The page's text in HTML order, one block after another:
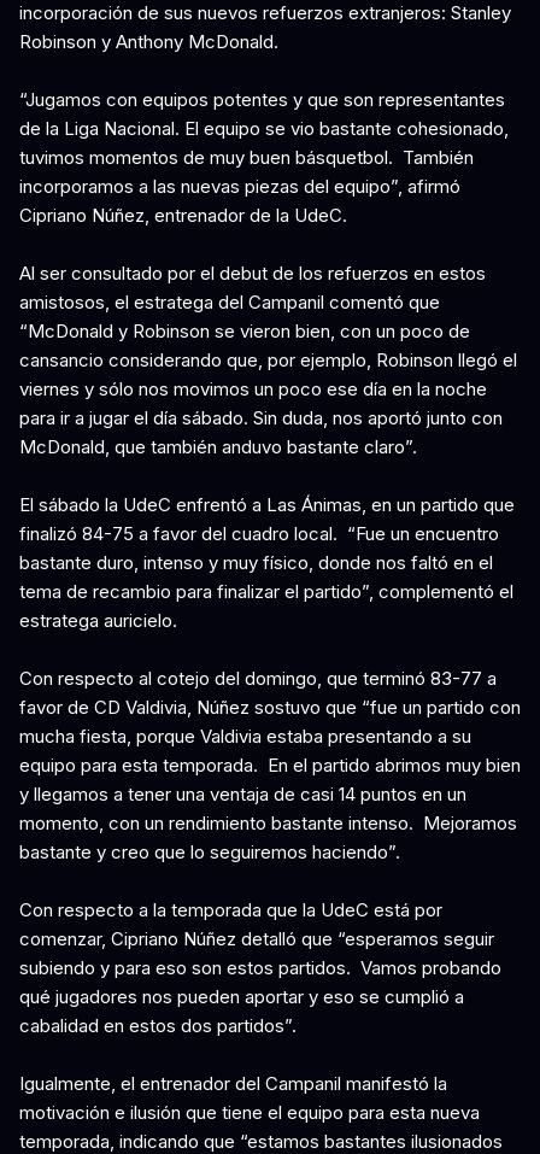
incorporación de sus nuevos refuerzos extranjeros: Stanley
Robinson y Anthony McDonald.
“Jugamos con equipos potentes y que son representantes
de la Liga Nacional. El equipo se vio bastante cohesionado,
tuvimos momentos de muy buen básquetbol. También
incorporamos a las nuevas piezas del equipo”, afirmó
Cipriano Núñez, entrenador de la UdeC.
Al ser consultado por el debut de los refuerzos en estos
amistosos, el estratega del Campanil comentó que
“McDonald y Robinson se vieron bien, con un poco de
cansancio considerando que, por ejemplo, Robinson llegó el
viernes y sólo nos movimos un poco ese día en la noche
para ir a jugar el día sábado. Sin duda, nos aportó junto con
McDonald, que también anduvo bastante claro”.
El sábado la UdeC enfrentó a Las Ánimas, en un partido que
finalizó 84-75 a favor del cuadro local. “Fue un encuentro
bastante duro, intenso y muy físico, donde nos faltó en el
tema de recambio para finalizar el partido”, complementó el
estratega auricielo.
Con respecto al cotejo del domingo, que terminó 83-77 a
favor de CD Valdivia, Núñez sostuvo que “fue un partido con
mucha fiesta, porque Valdivia estaba presentando a su
equipo para esta temporada. En el partido abrimos muy bien
y llegamos a tener una ventaja de casi 14 puntos en un
momento, con un rendimiento bastante intenso. Mejoramos
bastante y creo que lo seguiremos haciendo”.
Con respecto a la temporada que la UdeC está por
comenzar, Cipriano Núñez detalló que “esperamos seguir
subiendo y para eso son estos partidos. Vamos probando
qué jugadores nos pueden aportar y eso se cumplió a
cabalidad en estos dos partidos”.
Igualmente, el entrenador del Campanil manifestó la
motivación e ilusión que tiene el equipo para esta nueva
temporada, indicando que “estamos bastantes ilusionados